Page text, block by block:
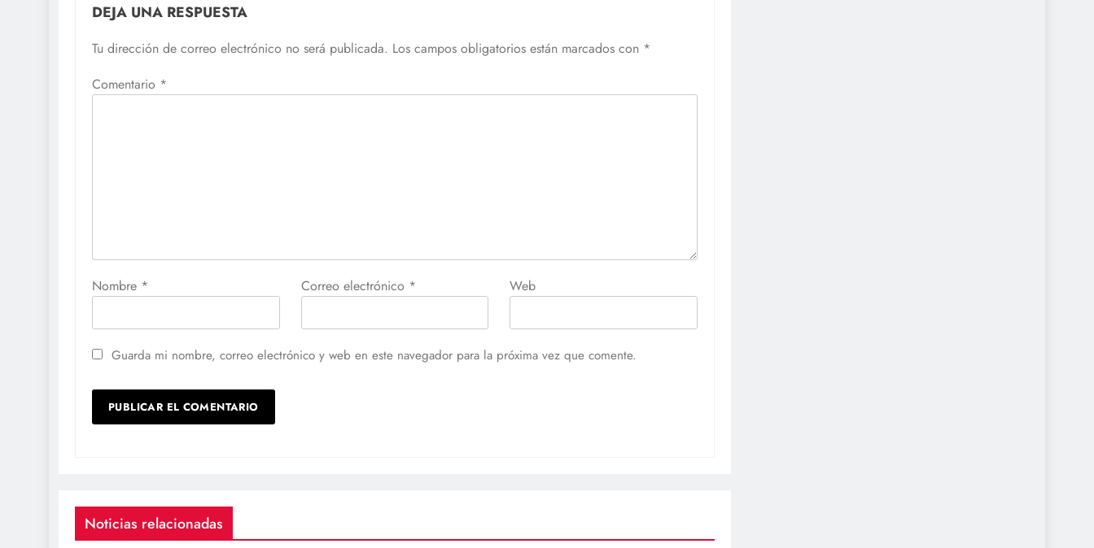
DEJA UNA RESPUESTA
Tu dirección de correo electrónico no será publicada. Los campos obligatorios están marcados con *
Comentario *
Nombre * Correo electrónico * Web
Guarda mi nombre, correo electrónico y web en este navegador para la próxima vez que comente.
Noticias relacionadas